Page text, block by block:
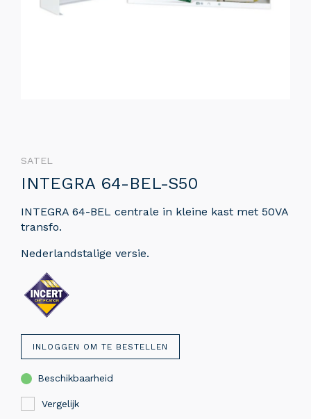
SATEL
INTEGRA 64-BEL-S50
INTEGRA 64-BEL centrale in kleine kast met 50VA
transfo.
Nederlandstalige versie.
INLOGGEN OM TE BESTELLEN
Beschikbaarheid
Vergelijk